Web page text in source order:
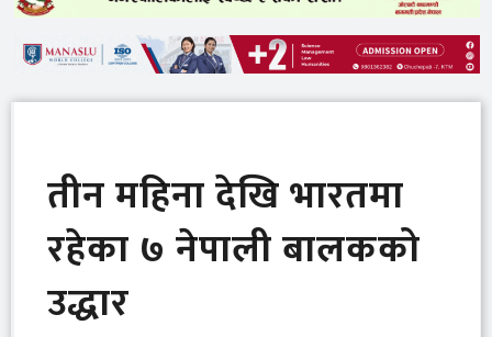
तीन महिना देखि भारतमा
रहेका ७ नेपाली बालकको
उद्धार